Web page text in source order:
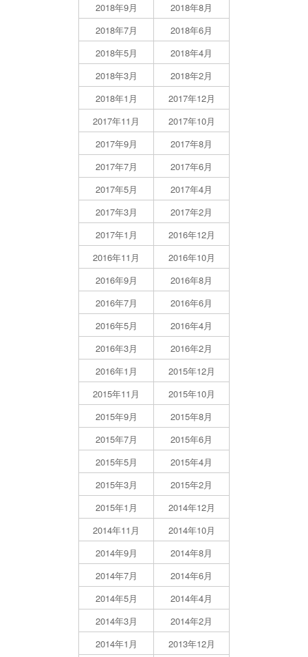
2018年9月
2018年8月
2018年7月
2018年6月
2018年5月
2018年4月
2018年3月
2018年2月
2018年1月
2017年12月
2017年11月
2017年10月
2017年9月
2017年8月
2017年7月
2017年6月
2017年5月
2017年4月
2017年3月
2017年2月
2017年1月
2016年12月
2016年11月
2016年10月
2016年9月
2016年8月
2016年7月
2016年6月
2016年5月
2016年4月
2016年3月
2016年2月
2016年1月
2015年12月
2015年11月
2015年10月
2015年9月
2015年8月
2015年7月
2015年6月
2015年5月
2015年4月
2015年3月
2015年2月
2015年1月
2014年12月
2014年11月
2014年10月
2014年9月
2014年8月
2014年7月
2014年6月
2014年5月
2014年4月
2014年3月
2014年2月
2014年1月
2013年12月